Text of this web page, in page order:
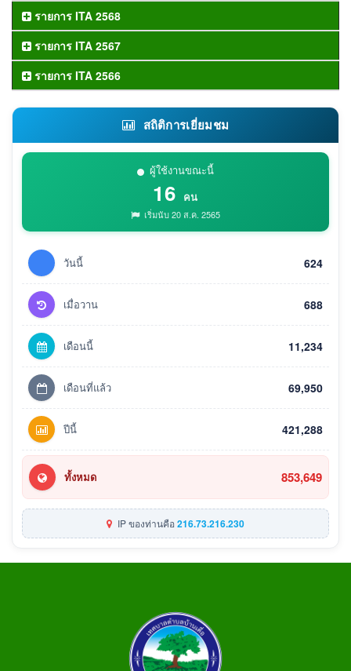
รายการ ITA 2568
รายการ ITA 2567
รายการ ITA 2566
สถิติการเยี่ยมชม
ผู้ใช้งานขณะนี้
16 คน
เริ่มนับ 20 ส.ค. 2565
วันนี้ 624
เมื่อวาน 688
เดือนนี้ 11,234
เดือนที่แล้ว 69,950
ปีนี้ 421,288
ทั้งหมด 853,649
IP ของท่านคือ216.73.216.230